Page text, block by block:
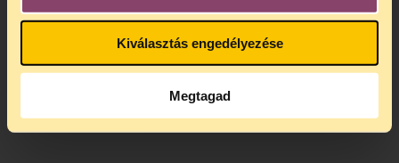
Kiválasztás engedélyezése
Megtagad